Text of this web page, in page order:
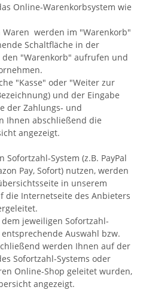
Online-Warenkorbsystem wie
werden im "Warenkorb"
Schaltfläche in der
den "Warenkorb" aufrufen und
"Kasse" oder "Weiter zur
und der Eingabe
der Zahlungs- und
Ihnen abschließend die
angezeigt.
System (z.B. PayPal
Pay, Sofort) nutzen, werden
in unserem
die Internetseite des Anbieters
jeweiligen Sofortzahl-
Auswahl bzw.
werden Ihnen auf der
Sofortzahl-Systems oder
Online-Shop geleitet wurden,
angezeigt.